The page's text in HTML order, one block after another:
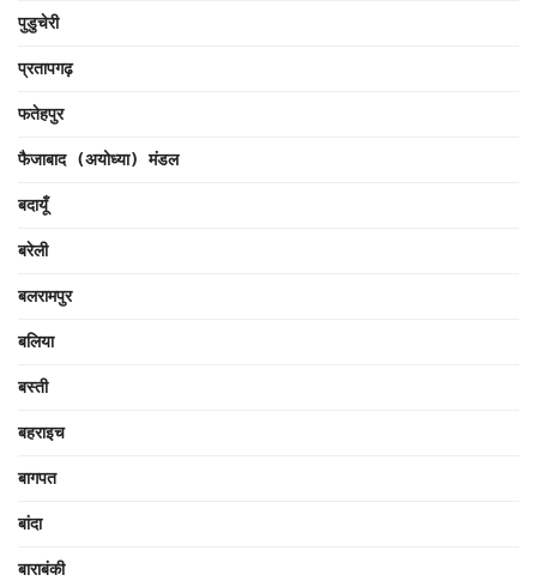
पुडुचेरी
प्रतापगढ़
फतेहपुर
फैजाबाद (अयोध्या) मंडल
बदायूँ
बरेली
बलरामपुर
बलिया
बस्ती
बहराइच
बागपत
बांदा
बाराबंकी